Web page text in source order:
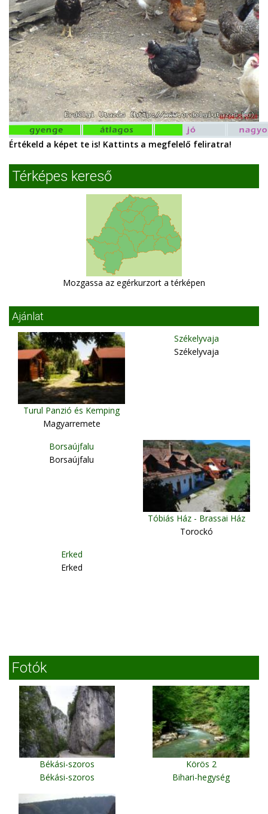
Értékeld a képet te is! Kattints a megfelelő feliratra!
Térképes kereső
Mozgassa az egérkurzort a térképen
Ajánlat
Turul Panzió és Kemping
Magyarremete
Székelyvaja
Székelyvaja
Borsaújfalu
Borsaújfalu
Tóbiás Ház - Brassai Ház
Torockó
Erked
Erked
Fotók
Békási-szoros
Békási-szoros
Körös 2
Bihari-hegység